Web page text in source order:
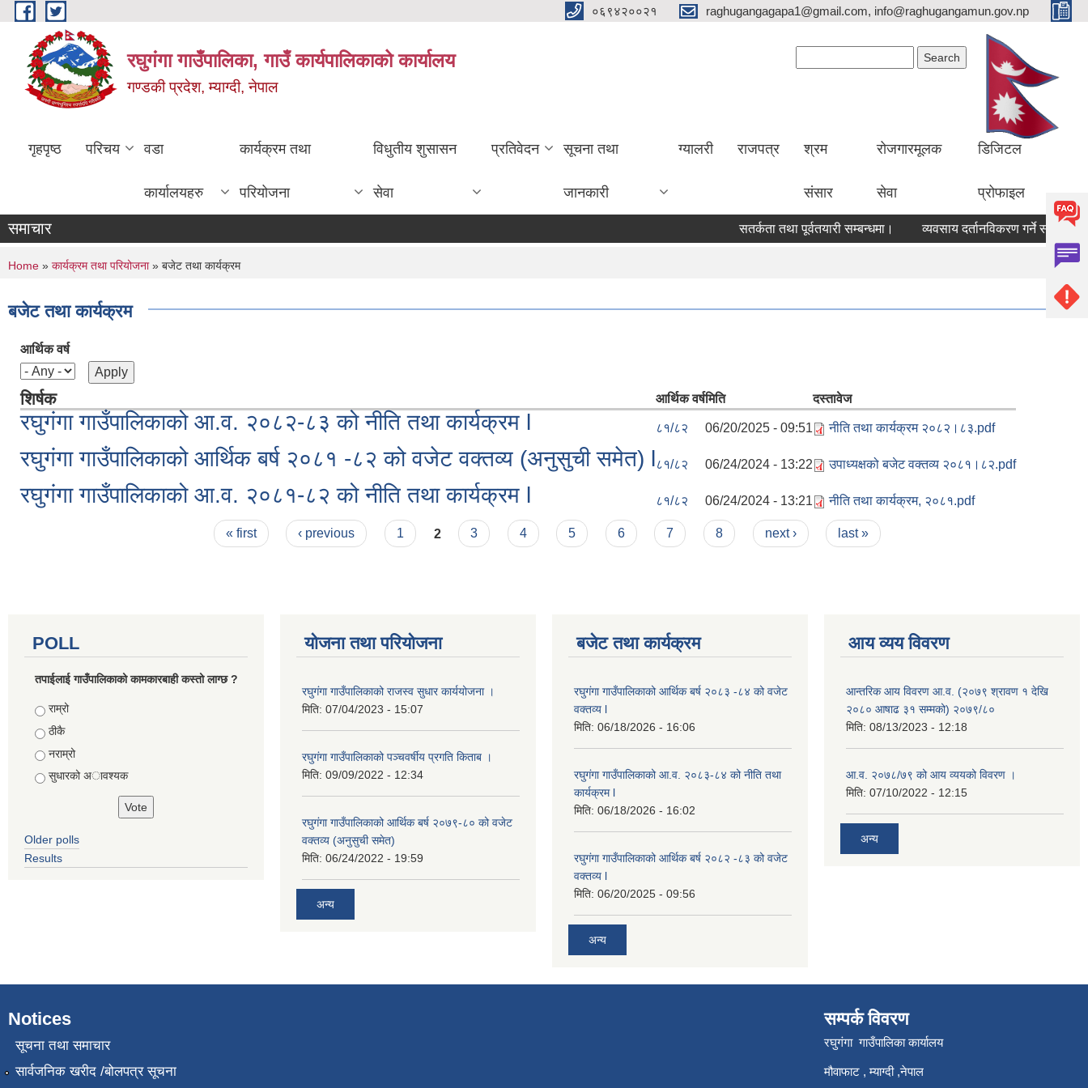
Skip to main content ०६९४२००२१ raghugangagapa1@gmail.com, info@raghugangamun.gov.np
रघुगंगा गाउँपालिका, गाउँ कार्यपालिकाको कार्यालय
गण्डकी प्रदेश, म्याग्दी, नेपाल
गृहपृष्ठ परिचय वडा
कार्यालयहरु
कार्यक्रम तथा
परियोजना
विधुतीय शुसासन
सेवा
प्रतिवेदन सूचना तथा
जानकारी
ग्यालरी राजपत्र श्रम
संसार
रोजगारमूलक
सेवा
डिजिटल
प्रोफाइल
समाचार सतर्कता तथा पूर्वतयारी सम्बन्धमा। व्यवसाय दर्तानविकरण गर्ने सम्बन्धी
You are here
Home » कार्यक्रम तथा परियोजना» बजेट तथा कार्यक्रम
बजेट तथा कार्यक्रम
आर्थिक वर्ष
शिर्षक आर्थिक वर्षमिति दस्तावेज
रघुगंगा गाउँपालिकाको आ.व. २०८२-८३ को नीति तथा कार्यक्रम l ८१/८२ 06/20/2025 - 09:51 नीति तथा कार्यक्रम २०८२।८३.pdf
रघुगंगा गाउँपालिकाको आर्थिक बर्ष २०८१ -८२ को वजेट वक्तव्य (अनुसुची समेत) l८१/८२ 06/24/2024 - 13:22 उपाध्यक्षको बजेट वक्तव्य २०८१।८२.pdf
रघुगंगा गाउँपालिकाको आ.व. २०८१-८२ को नीति तथा कार्यक्रम l ८१/८२ 06/24/2024 - 13:21 नीति तथा कार्यक्रम, २०८१.pdf
« first ‹ previous 1 2 3 4 5 6 7 8 next › last »
POLL
तपाईलाई गाउँपालिकाको कामकारबाही कस्तो लाग्छ ?
Choices
राम्रो
ठीकै
नराम्रो
सुधारको अावश्यक
Older polls
Results
योजना तथा परियोजना
रघुगंगा गाउँपालिकाको राजस्व सुधार कार्ययोजना ।
मिति: 07/04/2023 - 15:07
रघुगंगा गाउँपालिकाको पञ्चवर्षीय प्रगति किताब ।
मिति: 09/09/2022 - 12:34
रघुगंगा गाउँपालिकाको आर्थिक बर्ष २०७९-८० को वजेट
वक्तव्य (अनुसुची समेत)
मिति: 06/24/2022 - 19:59
अन्य
बजेट तथा कार्यक्रम
रघुगंगा गाउँपालिकाको आर्थिक बर्ष २०८३ -८४ को वजेट
वक्तव्य l
मिति: 06/18/2026 - 16:06
रघुगंगा गाउँपालिकाको आ.व. २०८३-८४ को नीति तथा
कार्यक्रम l
मिति: 06/18/2026 - 16:02
रघुगंगा गाउँपालिकाको आर्थिक बर्ष २०८२ -८३ को वजेट
वक्तव्य l
मिति: 06/20/2025 - 09:56
अन्य
आय व्यय विवरण
आन्तरिक आय विवरण आ.व. (२०७९ श्रावण १ देखि
२०८० आषाढ ३१ सम्मको) २०७९/८०
मिति: 08/13/2023 - 12:18
आ.व. २०७८/७९ को आय व्ययको विवरण ।
मिति: 07/10/2022 - 12:15
अन्य
Notices
सूचना तथा समाचार
सार्वजनिक खरीद /बोलपत्र सूचना
सम्पर्क विवरण
रघुगंगा गाउँपालिका कार्यालय
मौवाफाट , म्याग्दी ,नेपाल